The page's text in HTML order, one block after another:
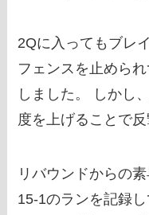
2Qに入ってもブレ
フェンスを止めら
しました。 しかし
度を上げることで
リバウンドからの
15-1のランを記録